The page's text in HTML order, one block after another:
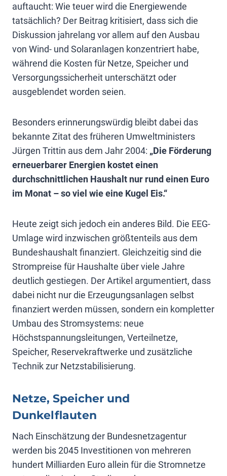
auftaucht: Wie teuer wird die Energiewende
tatsächlich? Der Beitrag kritisiert, dass sich die
Diskussion jahrelang vor allem auf den Ausbau
von Wind- und Solaranlagen konzentriert habe,
während die Kosten für Netze, Speicher und
Versorgungssicherheit unterschätzt oder
ausgeblendet worden seien.
Besonders erinnerungswürdig bleibt dabei das
bekannte Zitat des früheren Umweltministers
Jürgen Trittin aus dem Jahr 2004: „Die Förderung
erneuerbarer Energien kostet einen
durchschnittlichen Haushalt nur rund einen Euro
im Monat – so viel wie eine Kugel Eis.“
Heute zeigt sich jedoch ein anderes Bild. Die EEG-
Umlage wird inzwischen größtenteils aus dem
Bundeshaushalt finanziert. Gleichzeitig sind die
Strompreise für Haushalte über viele Jahre
deutlich gestiegen. Der Artikel argumentiert, dass
dabei nicht nur die Erzeugungsanlagen selbst
finanziert werden müssen, sondern ein kompletter
Umbau des Stromsystems: neue
Höchstspannungsleitungen, Verteilnetze,
Speicher, Reservekraftwerke und zusätzliche
Technik zur Netzstabilisierung.
Netze, Speicher und
Dunkelflauten
Nach Einschätzung der Bundesnetzagentur
werden bis 2045 Investitionen von mehreren
hundert Milliarden Euro allein für die Stromnetze